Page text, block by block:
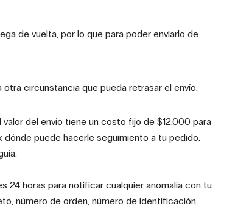
de vuelta, por lo que para poder enviarlo de
circunstancia que pueda retrasar el envío.
del envío tiene un costo fijo de $12.000 para
dónde puede hacerle seguimiento a tu pedido.
horas para notificar cualquier anomalía con tu
número de orden, número de identificación,